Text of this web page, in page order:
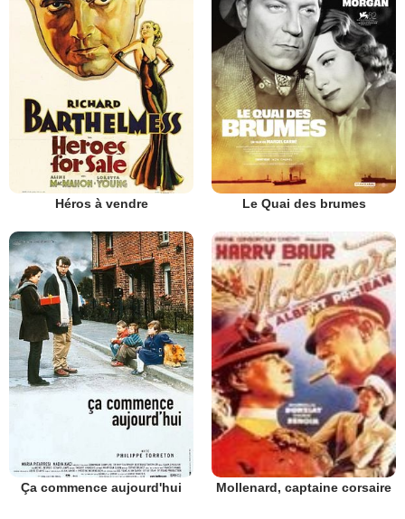
Héros à vendre Le Quai des brumes
Ça commence aujourd'hui Mollenard, captaine corsaire